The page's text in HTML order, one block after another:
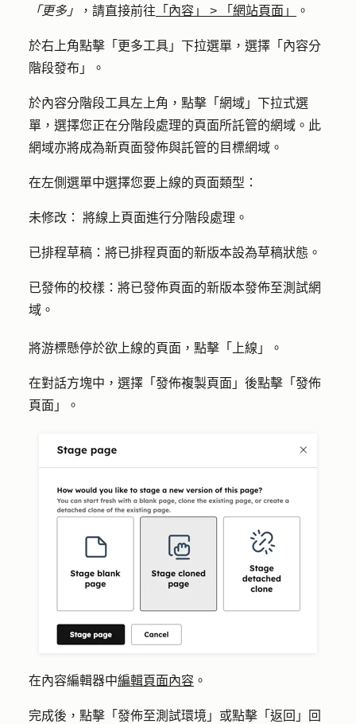
「更多」
，請直接前往 「內容」 > 「網站頁面」 。
於右上角點擊「 更多工具 」下拉選單，選擇「 內容分
階段發布 」。
於內容分階段工具左上角，點擊「 網域 」 下拉式選
單，選擇您正在分階段處理的頁面所託管的網域 。此
網域亦將成為新頁面發佈與託管的目標網域。
在左側選單中選擇您要上線的頁面類型：
未修改 ： 將線上頁面進行分階段處理。
已排程草稿 ：將已排程頁面的新版本設為草稿狀態。
已發佈的校樣 ：將已發佈頁面的新版本發佈至測試網
域。
將游標懸停於欲上線的頁面， 點擊「 上線 」。
在對話方塊中，選擇 「發佈複製頁面 」後點擊「 發佈
頁面 」。
在內容編輯器中編輯頁面內容 。
完成後，點擊 「發佈至測試環境 」或點擊「 返回 」回